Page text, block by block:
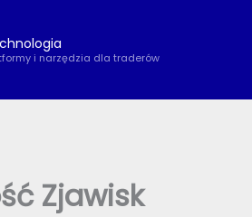
i narzędzia dla traderów
Zjawisk